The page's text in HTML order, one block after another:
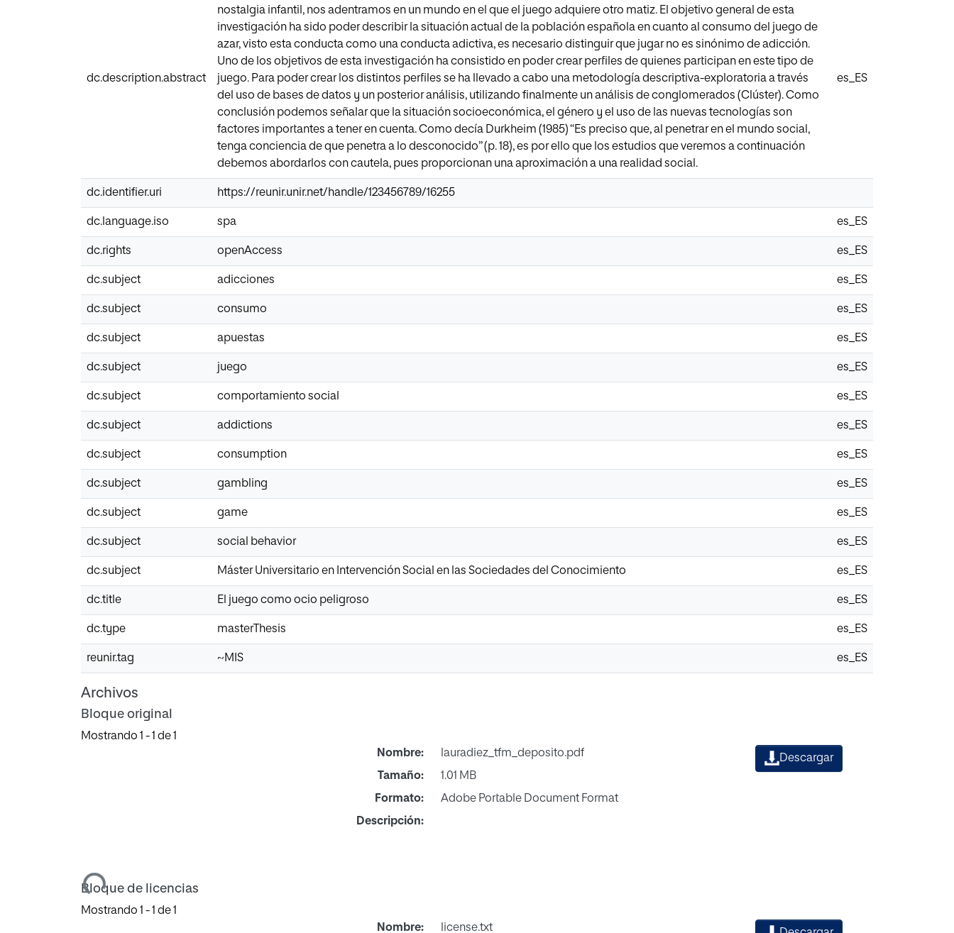
dc.description.abstract
nostalgia infantil, nos adentramos en un mundo en el que el juego adquiere otro matiz. El objetivo general de esta
investigación ha sido poder describir la situación actual de la población española en cuanto al consumo del juego de
azar, visto esta conducta como una conducta adictiva, es necesario distinguir que jugar no es sinónimo de adicción.
Uno de los objetivos de esta investigación ha consistido en poder crear perfiles de quienes participan en este tipo de
juego. Para poder crear los distintos perfiles se ha llevado a cabo una metodología descriptiva-exploratoria a través
del uso de bases de datos y un posterior análisis, utilizando finalmente un análisis de conglomerados (Clúster). Como
conclusión podemos señalar que la situación socioeconómica, el género y el uso de las nuevas tecnologías son
factores importantes a tener en cuenta. Como decía Durkheim (1985) “Es preciso que, al penetrar en el mundo social,
tenga conciencia de que penetra a lo desconocido” (p. 18), es por ello que los estudios que veremos a continuación
debemos abordarlos con cautela, pues proporcionan una aproximación a una realidad social.
es_ES
dc.identifier.uri https://reunir.unir.net/handle/123456789/16255
dc.language.iso spa es_ES
dc.rights openAccess es_ES
dc.subject adicciones es_ES
dc.subject consumo es_ES
dc.subject apuestas es_ES
dc.subject juego es_ES
dc.subject comportamiento social es_ES
dc.subject addictions es_ES
dc.subject consumption es_ES
dc.subject gambling es_ES
dc.subject game es_ES
dc.subject social behavior es_ES
dc.subject Máster Universitario en Intervención Social en las Sociedades del Conocimiento es_ES
dc.title El juego como ocio peligroso es_ES
dc.type masterThesis es_ES
reunir.tag ~MIS es_ES
Archivos
Bloque original
Mostrando 1 - 1 de 1
Cargando...
Nombre:
lauradiez_tfm_deposito.pdf
Tamaño:
1.01 MB
Formato:
Adobe Portable Document Format
Descripción:
Descargar
Bloque de licencias
Mostrando 1 - 1 de 1
Nombre:
license.txt